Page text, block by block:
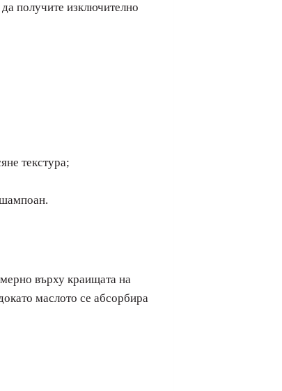
получите изключително
текстура;
върху краищата на
маслото се абсорбира